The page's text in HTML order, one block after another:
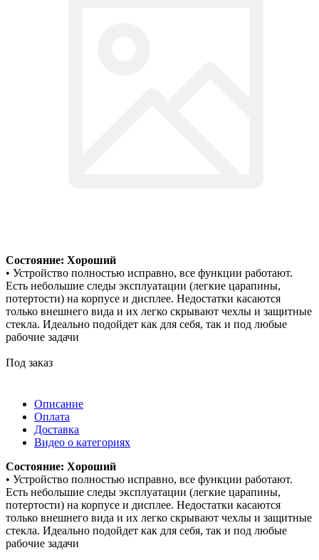
Состояние: Хороший
• Устройство полностью исправно, все функции работают.
Есть небольшие следы эксплуатации (легкие царапины,
потертости) на корпусе и дисплее. Недостатки касаются
только внешнего вида и их легко скрывают чехлы и защитные
стекла. Идеально подойдет как для себя, так и под любые
рабочие задачи
Под заказ
Описание
Оплата
Доставка
Видео о категориях
Состояние: Хороший
• Устройство полностью исправно, все функции работают.
Есть небольшие следы эксплуатации (легкие царапины,
потертости) на корпусе и дисплее. Недостатки касаются
только внешнего вида и их легко скрывают чехлы и защитные
стекла. Идеально подойдет как для себя, так и под любые
рабочие задачи